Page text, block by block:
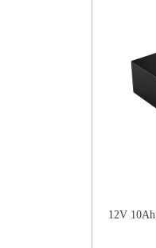
12V